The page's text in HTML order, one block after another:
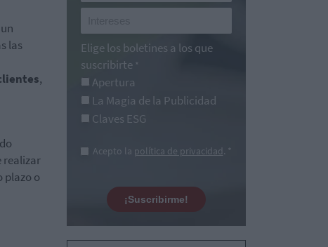
las
,
realizar
plazo o
Elige los boletines a los que
suscribirte *
Apertura
La Magia de la Publicidad
Claves ESG
Acepto la política de privacidad. *
¡Suscribirme!